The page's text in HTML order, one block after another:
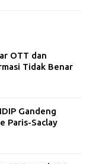
OTT dan
Tidak Benar
Gandeng
Paris-Saclay